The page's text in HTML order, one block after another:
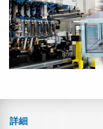
詳細